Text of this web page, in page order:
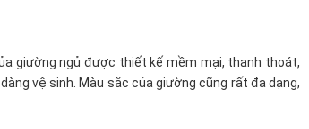
giường ngủ được thiết kế mềm mại, thanh thoát,
vệ sinh. Màu sắc của giường cũng rất đa dạng,